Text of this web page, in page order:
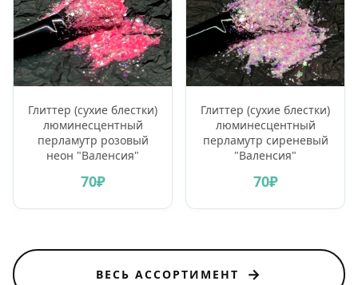
Глиттер (сухие блестки)
люминесцентный
перламутр розовый
неон "Валенсия"
70₽
Глиттер (сухие блестки)
люминесцентный
перламутр сиреневый
"Валенсия"
70₽
ВЕСЬ АССОРТИМЕНТ →